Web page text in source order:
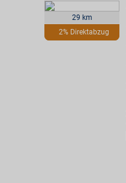
29 km
2% Direktabzug